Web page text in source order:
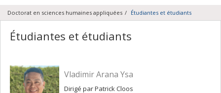
Doctorat en sciences humaines appliquées Étudiantes et étudiants
Étudiantes et étudiants
Vladimir Arana Ysa
Dirigé par Patrick Cloos